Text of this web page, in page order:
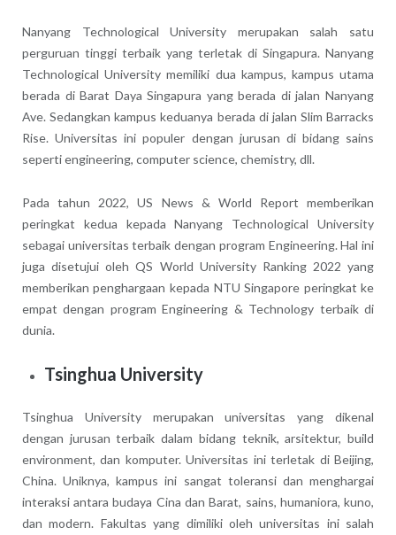
Nanyang Technological University merupakan salah satu
perguruan tinggi terbaik yang terletak di Singapura. Nanyang
Technological University memiliki dua kampus, kampus utama
berada di Barat Daya Singapura yang berada di jalan Nanyang
Ave. Sedangkan kampus keduanya berada di jalan Slim Barracks
Rise. Universitas ini populer dengan jurusan di bidang sains
seperti engineering, computer science, chemistry, dll.
Pada tahun 2022, US News & World Report memberikan
peringkat kedua kepada Nanyang Technological University
sebagai universitas terbaik dengan program Engineering. Hal ini
juga disetujui oleh QS World University Ranking 2022 yang
memberikan penghargaan kepada NTU Singapore peringkat ke
empat dengan program Engineering & Technology terbaik di
dunia.
Tsinghua University
Tsinghua University merupakan universitas yang dikenal
dengan jurusan terbaik dalam bidang teknik, arsitektur, build
environment, dan komputer. Universitas ini terletak di Beijing,
China. Uniknya, kampus ini sangat toleransi dan menghargai
interaksi antara budaya Cina dan Barat, sains, humaniora, kuno,
dan modern. Fakultas yang dimiliki oleh universitas ini salah